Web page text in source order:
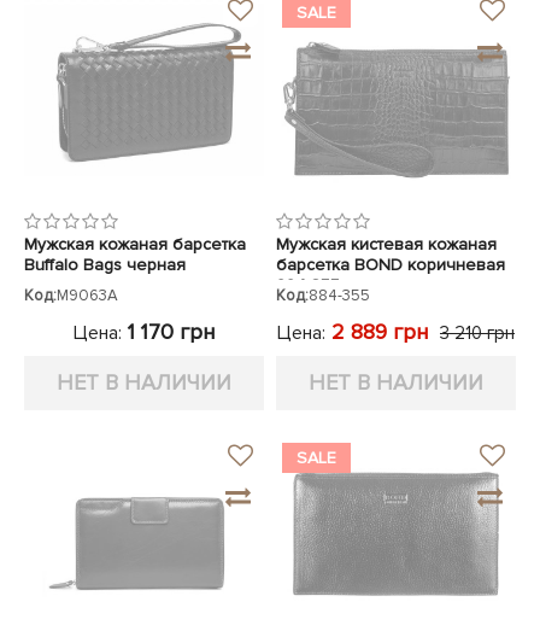
Мужская кожаная барсетка
Buffalo Bags черная
Код:M9063A
Цена: 1 170 грн
НЕТ В НАЛИЧИИ
SALE
Мужская кистевая кожаная
барсетка BOND коричневая
884-355 кроко
Код:884-355
Цена: 2 889 грн 3 210 грн
НЕТ В НАЛИЧИИ
SALE